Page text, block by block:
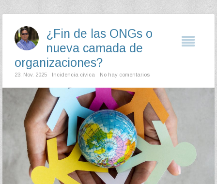
¿Fin de las ONGs o
nueva camada de
organizaciones?
23. Nov. 2025 Incidencia cívica No hay comentarios